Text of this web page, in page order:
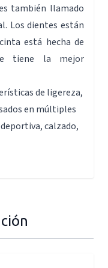
también llamado
Los dientes están
está hecha de
tiene la mejor
de ligereza,
en múltiples
calzado,